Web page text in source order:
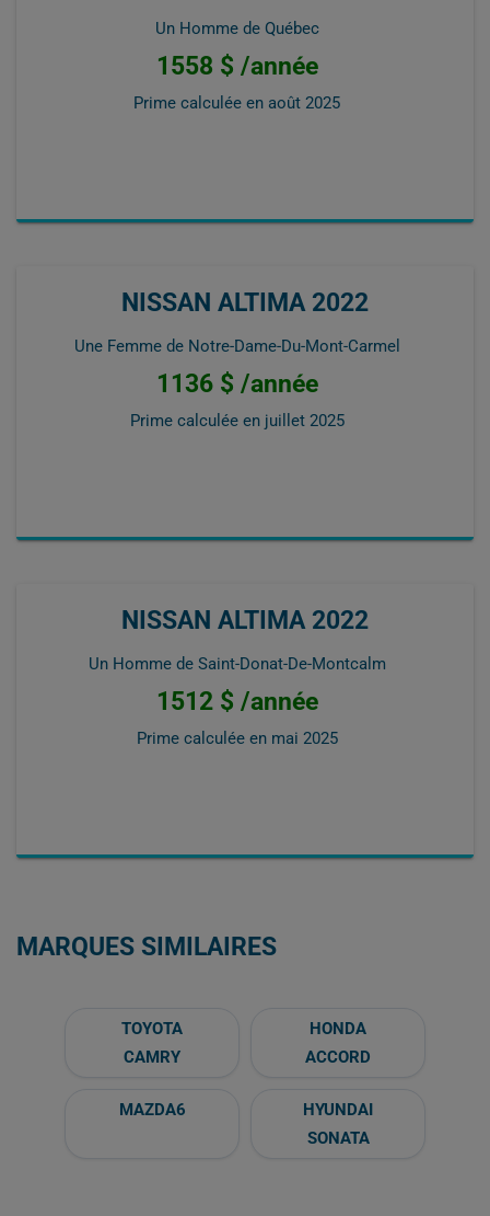
Un Homme de Québec
1558 $ /année
Prime calculée en août 2025
NISSAN ALTIMA 2022
Une Femme de Notre-Dame-Du-Mont-Carmel
1136 $ /année
Prime calculée en juillet 2025
NISSAN ALTIMA 2022
Un Homme de Saint-Donat-De-Montcalm
1512 $ /année
Prime calculée en mai 2025
MARQUES SIMILAIRES
TOYOTA
CAMRY
HONDA
ACCORD
MAZDA6
HYUNDAI
SONATA